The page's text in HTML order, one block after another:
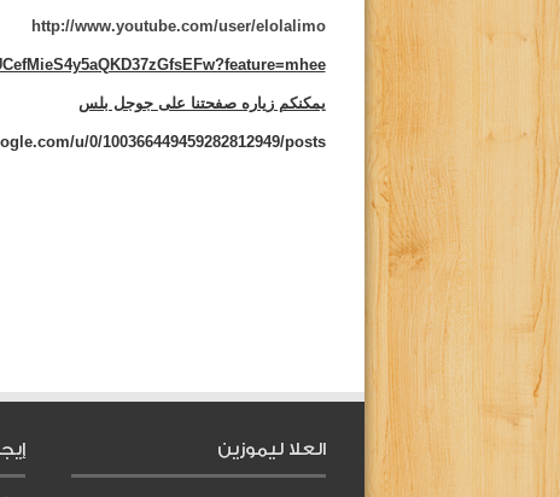
http://www.youtube.com/user/elolalimo
يمكنكم زياره صفحتنا على جوجل بلس
u/0/100366449459282812949/posts
العلا ليموزين